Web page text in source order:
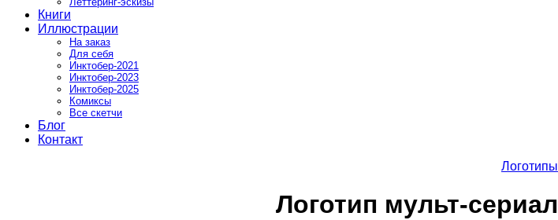
Книги
Иллюстрации
На заказ
Для себя
Инктобер-2021
Инктобер-2023
Инктобер-2025
Комиксы
Все скетчи
Блог
Контакт
Логотипы
Логотип мульт-